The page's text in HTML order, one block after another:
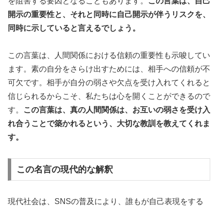
開示の重要性と、それと同時に自己開示が伴うリスクを、
同時に示していると言えるでしょう。
この言葉は、人間関係における信頼の重要性も示唆してい
ます。素の自分をさらけ出すためには、相手への信頼が不
可欠です。相手が自分の弱さや欠点を受け入れてくれると
信じられるからこそ、私たちは心を開くことができるので
す。
この言葉は、真の人間関係は、お互いの弱さを受け入
れ合うことで築かれるという、大切な教訓を教えてくれま
す。
この名言の現代的な解釈
現代社会は、SNSの普及により、誰もが自己表現をする